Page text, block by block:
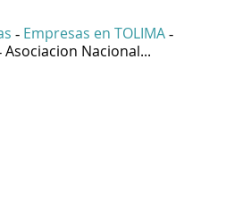
- Empresas en TOLIMA -
Asociacion Nacional...